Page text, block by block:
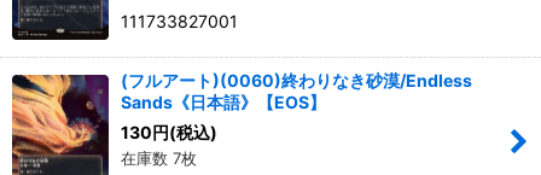
111733827001
(フルアート)(0060)終わりなき砂漠/Endless
Sands《日本語》【EOS】
130円(税込)
在庫数 7枚